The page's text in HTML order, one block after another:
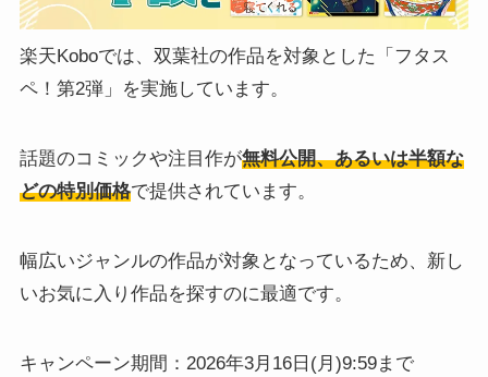
楽天Koboでは、双葉社の作品を対象とした「フタス
ペ！第2弾」を実施しています。
話題のコミックや注目作が無料公開、あるいは半額な
どの特別価格で提供されています。
幅広いジャンルの作品が対象となっているため、新し
いお気に入り作品を探すのに最適です。
キャンペーン期間：2026年3月16日(月)9:59まで